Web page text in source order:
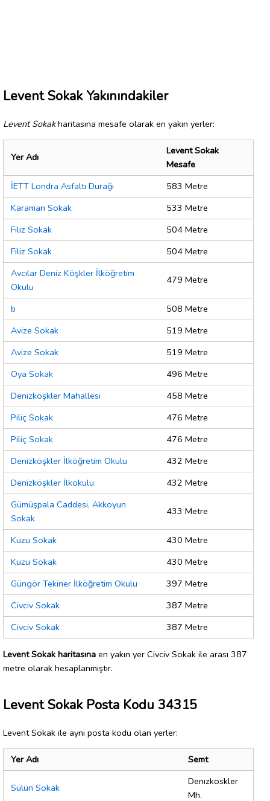
Levent Sokak Yakınındakiler
Levent Sokakharitasına mesafe olarak en yakın yerler:
Yer Adı
Levent Sokak
Mesafe
İETT Londra Asfaltı Durağı
583 Metre
Karaman Sokak
533 Metre
Filiz Sokak
504 Metre
Filiz Sokak
504 Metre
Avcılar Deniz Köşkler İlköğretim
Okulu
479 Metre
b
508 Metre
Avize Sokak
519 Metre
Avize Sokak
519 Metre
Oya Sokak
496 Metre
Denizköşkler Mahallesi
458 Metre
Piliç Sokak
476 Metre
Piliç Sokak
476 Metre
Denizköşkler İlköğretim Okulu
432 Metre
Denizköşkler İlkokulu
432 Metre
Gümüşpala Caddesi, Akkoyun
Sokak
433 Metre
Kuzu Sokak
430 Metre
Kuzu Sokak
430 Metre
Güngör Tekiner İlköğretim Okulu
397 Metre
Civciv Sokak
387 Metre
Civciv Sokak
387 Metre
Levent Sokak haritasına en yakın yer Civciv Sokak ile arası 387
metre olarak hesaplanmıştır.
Levent Sokak Posta Kodu 34315
Levent Sokak ile aynı posta kodu olan yerler:
Yer Adı Semt
Sülün Sokak
Denızkoskler
Mh.